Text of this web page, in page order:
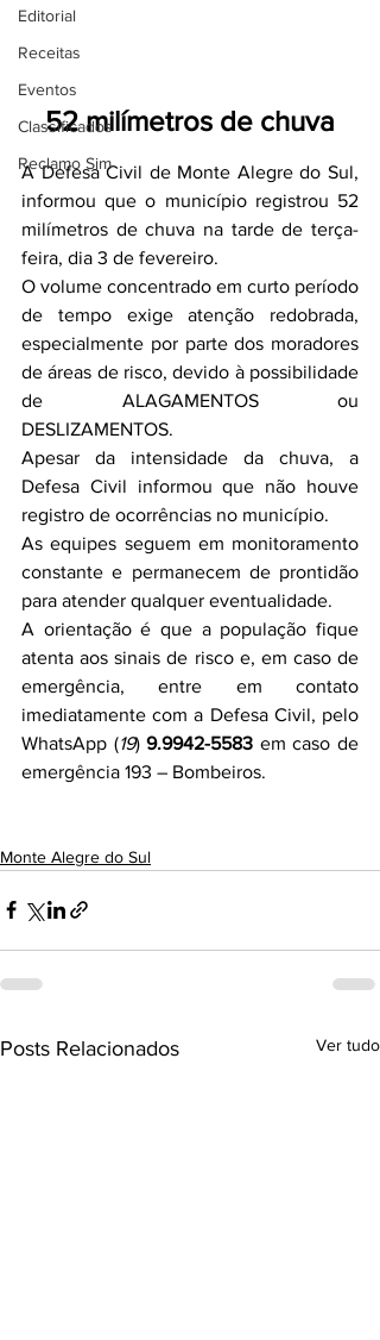
Editorial
Receitas
Eventos
Classificados
Reclamo Sim
52 milímetros de chuva
A Defesa Civil de Monte Alegre do Sul,
informou que o município registrou 52
milímetros de chuva na tarde de terça-
feira, dia 3 de fevereiro.
O volume concentrado em curto período
de tempo exige atenção redobrada,
especialmente por parte dos moradores
de áreas de risco, devido à possibilidade
de ALAGAMENTOS ou
DESLIZAMENTOS.
Apesar da intensidade da chuva, a
Defesa Civil informou que não houve
registro de ocorrências no município.
As equipes seguem em monitoramento
constante e permanecem de prontidão
para atender qualquer eventualidade.
A orientação é que a população fique
atenta aos sinais de risco e, em caso de
emergência, entre em contato
imediatamente com a Defesa Civil, pelo
WhatsApp (19) 9.9942-5583 em caso de
emergência 193 – Bombeiros.
Monte Alegre do Sul
Posts Relacionados Ver tudo